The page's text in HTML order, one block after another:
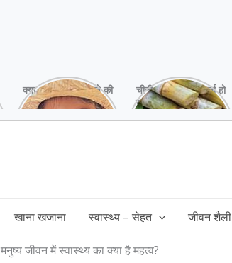
क्या आप भी अपने बच्चे की
स्किन पर white
चीनी को कर दें ना, वर्ना हो
सकता है बहुत बड़ा नुक्सान
खाना खजाना स्वास्थ्य – सेहत जीवन शैली
मनुष्य जीवन में स्वास्थ्य का क्या है महत्व?